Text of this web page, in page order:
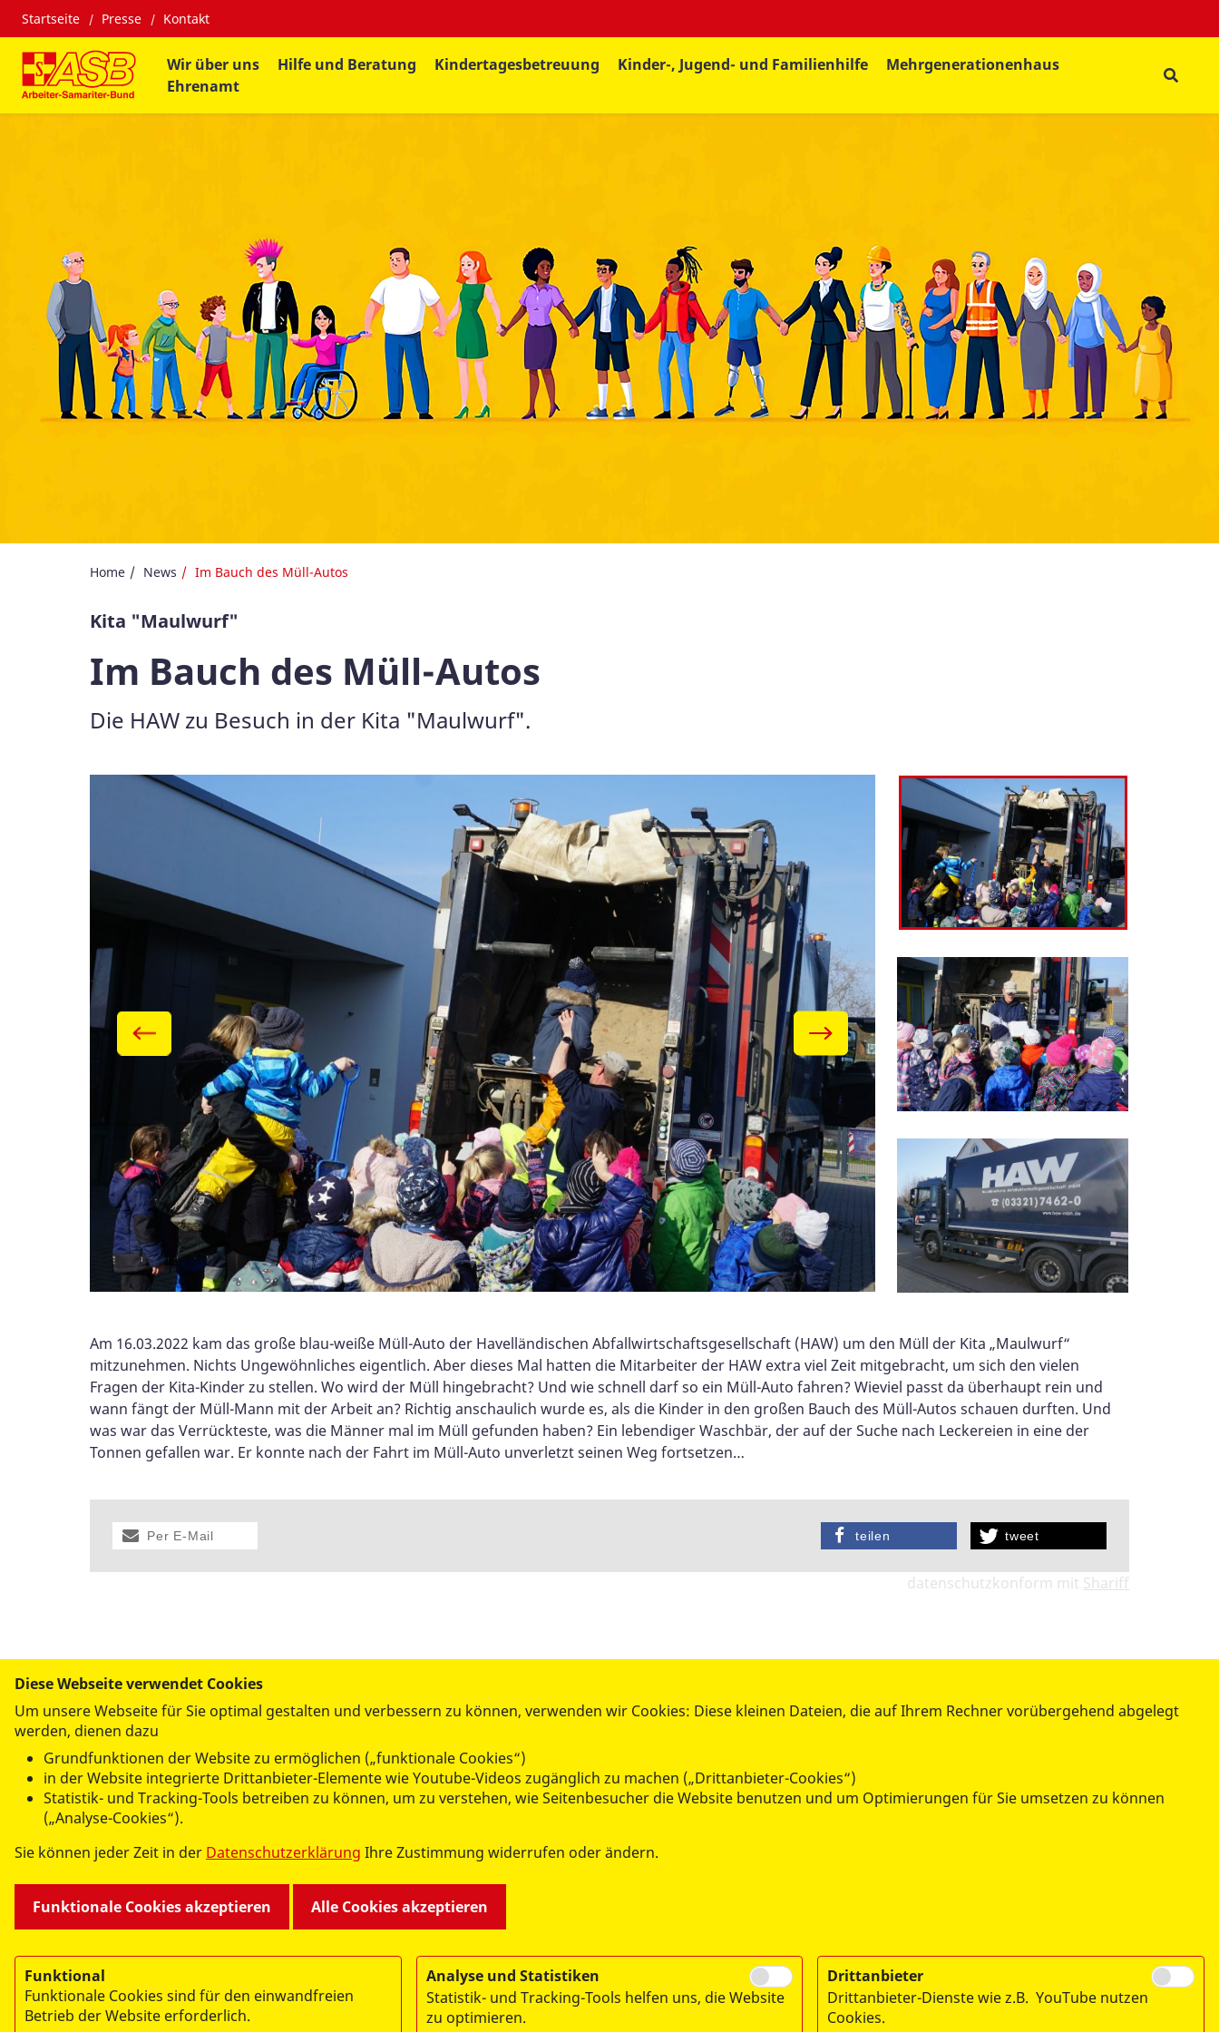
Startseite Presse Kontakt
Wir über uns Hilfe und Beratung Kindertagesbetreuung Kinder-, Jugend- und Familienhilfe
Mehrgenerationenhaus
Ehrenamt
Home News Im Bauch des Müll-Autos
Kita "Maulwurf"
Im Bauch des Müll-Autos
Die HAW zu Besuch in der Kita "Maulwurf".
Galerie
Am 16.03.2022 kam das große blau-weiße Müll-Auto der Havelländischen Abfallwirtschaftsgesellschaft (HAW) um den Müll der Kita „Maulwurf“
mitzunehmen. Nichts Ungewöhnliches eigentlich. Aber dieses Mal hatten die Mitarbeiter der HAW extra viel Zeit mitgebracht, um sich den vielen
Fragen der Kita-Kinder zu stellen. Wo wird der Müll hingebracht? Und wie schnell darf so ein Müll-Auto fahren? Wieviel passt da überhaupt rein und
wann fängt der Müll-Mann mit der Arbeit an? Richtig anschaulich wurde es, als die Kinder in den großen Bauch des Müll-Autos schauen durften. Und
was war das Verrückteste, was die Männer mal im Müll gefunden haben? Ein lebendiger Waschbär, der auf der Suche nach Leckereien in eine der
Tonnen gefallen war. Er konnte nach der Fahrt im Müll-Auto unverletzt seinen Weg fortsetzen…
Per E-Mail
tweet
teilen
datenschutzkonform mit Shariff
UNSERE ANGEBOTE
Kindertagesstätten und Krippen
Hilfen zur Erziehung
Mehrgenerationenhaus
Fahrservice
Kurse
Mitglied werden
Spenden
RepairCafé
Stellenangebote
Diese Webseite verwendet Cookies
Um unsere Webseite für Sie optimal gestalten und verbessern zu können, verwenden wir Cookies: Diese kleinen Dateien, die auf Ihrem Rechner vorübergehend abgelegt
werden, dienen dazu
Grundfunktionen der Website zu ermöglichen („funktionale Cookies“)
in der Website integrierte Drittanbieter-Elemente wie Youtube-Videos zugänglich zu machen („Drittanbieter-Cookies“)
Statistik- und Tracking-Tools betreiben zu können, um zu verstehen, wie Seitenbesucher die Website benutzen und um Optimierungen für Sie umsetzen zu können
(„Analyse-Cookies“).
Sie können jeder Zeit in der Datenschutzerklärung Ihre Zustimmung widerrufen oder ändern.
Funktionale Cookies akzeptieren Alle Cookies akzeptieren
Funktional
Funktionale Cookies sind für den einwandfreien
Betrieb der Website erforderlich.
Analyse und Statistiken
Statistik- und Tracking-Tools helfen uns, die Website
zu optimieren.
Drittanbieter
Drittanbieter-Dienste wie z.B. YouTube nutzen
Cookies.